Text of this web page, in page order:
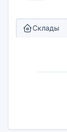
Склады